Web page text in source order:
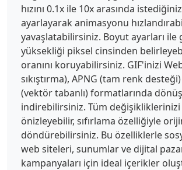
hızını 0.1x ile 10x arasında
ayarlayarak animasyonu
yavaşlatabilirsiniz. Boyut ayarları ile
yüksekliği piksel cinsinden
oranını koruyabilirsiniz. GIF'inizi
sıkıştırma), APNG (tam renk
(vektör tabanlı) formatlarında
indirebilirsiniz. Tüm değişikliklerinizi
önizleyebilir, sıfırlama özelliğiyle
döndürebilirsiniz. Bu özelliklerle
web siteleri, sunumlar ve dijital
kampanyaları için ideal içerikler